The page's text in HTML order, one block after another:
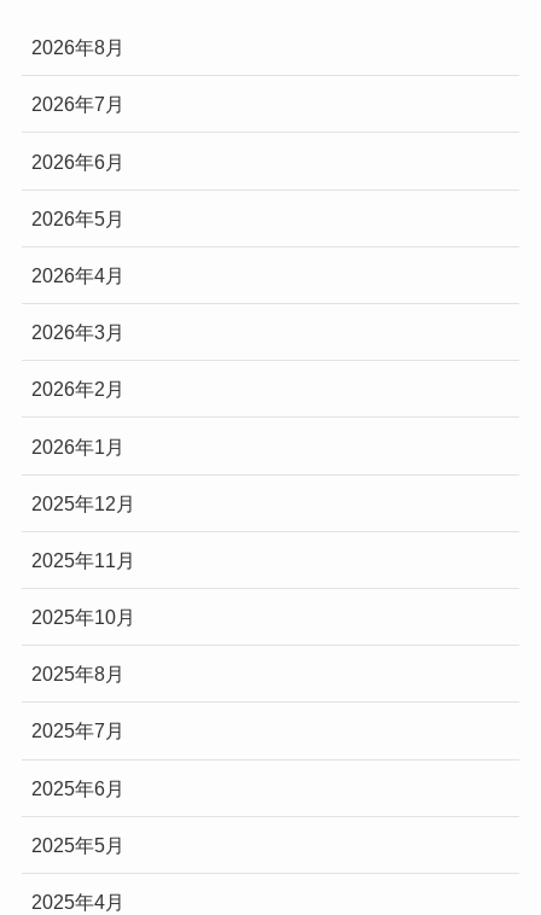
2026年8月
2026年7月
2026年6月
2026年5月
2026年4月
2026年3月
2026年2月
2026年1月
2025年12月
2025年11月
2025年10月
2025年8月
2025年7月
2025年6月
2025年5月
2025年4月